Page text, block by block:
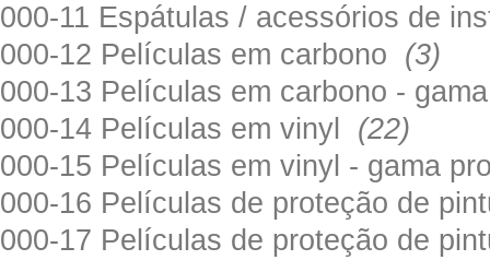
000-11 Espátulas / acessórios de
000-12 Películas em carbono (3)
000-13 Películas em carbono -
000-14 Películas em vinyl (22)
000-15 Películas em vinyl - gama
000-16 Películas de proteção de
000-17 Películas de proteção de